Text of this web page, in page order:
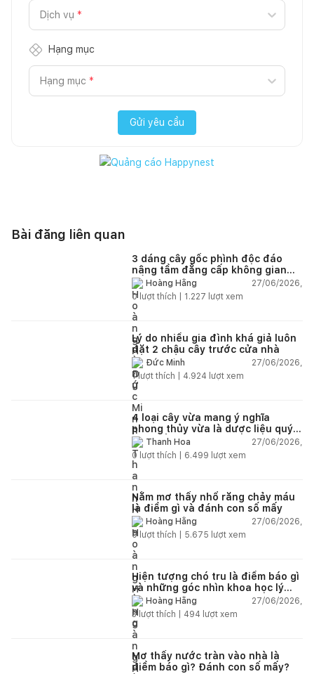
Dịch vụ *
Hạng mục
Hạng mục *
Gửi yêu cầu
Bài đăng liên quan
3 dáng cây gốc phình độc đáo
nâng tầm đẳng cấp không gian
sốngHoàng Hằng
27/06/2026,
0lượt thích | 1.227 lượt xem
Lý do nhiều gia đình khá giả luôn
đặt 2 chậu cây trước cửa nhà
Đức Minh
27/06/2026,
1lượt thích | 4.924 lượt xem
4 loại cây vừa mang ý nghĩa
phong thủy vừa là dược liệu quý
nên trồng trong nhà
Thanh Hoa
27/06/2026,
0 lượt thích | 6.499 lượt xem
Nằm mơ thấy nhổ răng chảy máu
là điềm gì và đánh con số mấy
Hoàng Hằng
27/06/2026,
0lượt thích | 5.675 lượt xem
Hiện tượng chó tru là điềm báo gì
và những góc nhìn khoa học lý
giảiHoàng Hằng
27/06/2026,
3lượt thích | 494 lượt xem
Mơ thấy nước tràn vào nhà là
điềm báo gì? Đánh con số mấy?